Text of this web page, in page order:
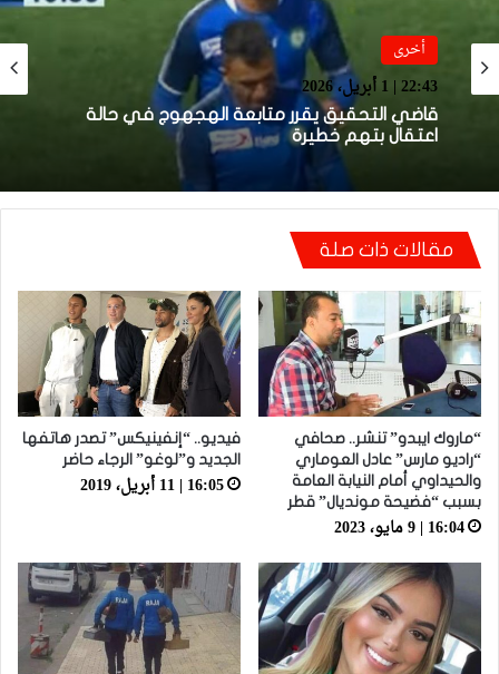
أخرى
22:43 | 1 أبريل، 2026
قاضي التحقيق يقرر متابعة الهجهوج في حالة
اعتقال بتهم خطيرة
أخرى
12:33 | 29 مارس، 2026
توقيف لاعب الوداد السابق الهجهوج للاشتباه في
تورطه ضمن عصابة إجرامية متورطة في السرقة
والاعتداء
مقالات ذات صلة
“ماروك ايبدو” تنشر.. صحافي
“راديو مارس” عادل العوماري
والحيداوي أمام النيابة العامة
بسبب “فضيحة مونديال” قطر
16:04 | 9 مايو، 2023
فيديو.. “إنفينيكس” تصدر هاتفها
الجديد و”لوغو” الرجاء حاضر
16:05 | 11 أبريل، 2019